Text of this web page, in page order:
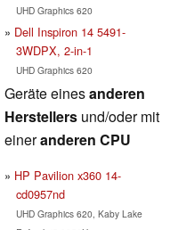
UHD Graphics 620
Dell Inspiron 14 5491-
3WDPX, 2-in-1
UHD Graphics 620
Geräte einesanderen
Herstellers und/oder mit
eineranderen CPU
HP Pavilion x360 14-
cd0957nd
UHD Graphics 620, Kaby Lake